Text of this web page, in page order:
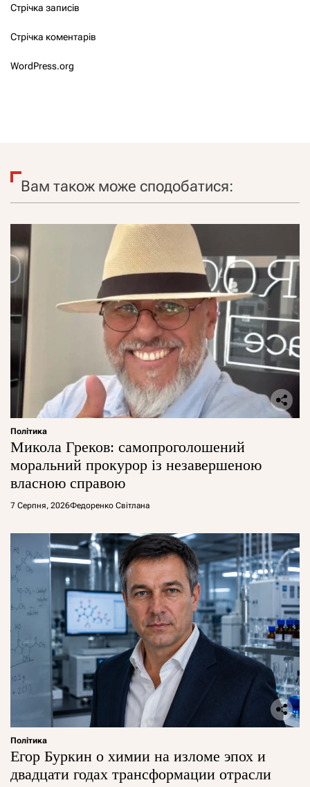
Стрічка записів
Стрічка коментарів
WordPress.org
Вам також може сподобатися:
Політика
Микола Греков: самопроголошений
моральний прокурор із незавершеною
власною справою
7 Серпня, 2026Федоренко Світлана
Політика
Егор Буркин о химии на изломе эпох и
двадцати годах трансформации отрасли